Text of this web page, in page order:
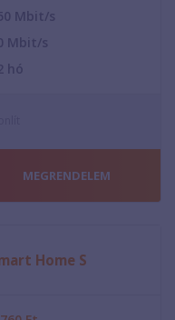
Mbit/s
Mbit/s
hó
MEGRENDELEM
Home S